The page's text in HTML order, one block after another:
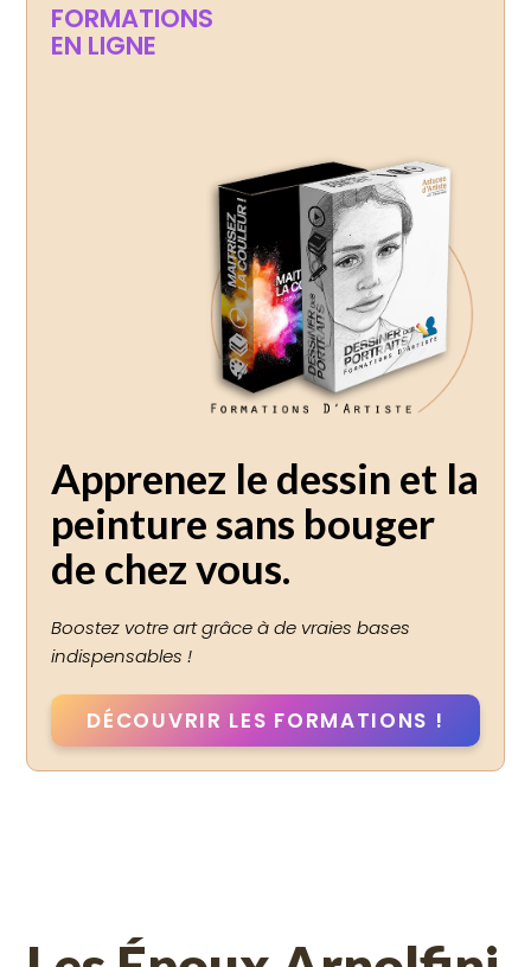
FORMATIONS
EN LIGNE
Apprenez le dessin et la
peinture sans bouger
de chez vous.
Boostez votre art grâce à de vraies bases
indispensables !
DÉCOUVRIR LES FORMATIONS !